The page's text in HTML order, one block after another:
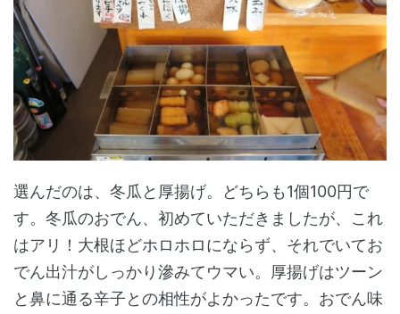
選んだのは、冬瓜と厚揚げ。どちらも1個100円で
す。冬瓜のおでん、初めていただきましたが、これ
はアリ！大根ほどホロホロにならず、それでいてお
でん出汁がしっかり滲みてウマい。厚揚げはツーン
と鼻に通る辛子との相性がよかったです。おでん味